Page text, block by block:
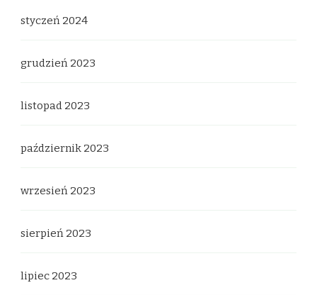
styczeń 2024
grudzień 2023
listopad 2023
październik 2023
wrzesień 2023
sierpień 2023
lipiec 2023